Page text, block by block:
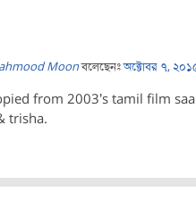
Moonবলেছেনঃঅক্টোবর ৭,
from 2003’s tamil film
trisha.